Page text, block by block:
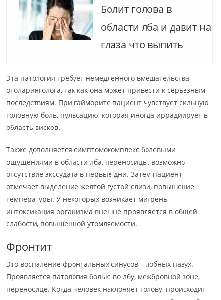
Болит голова в
области лба и давит на
глаза что выпить
Эта патология требует немедленного вмешательства
отоларинголога, так как она может привести к серьезным
последствиям. При гайморите пациент чувствует сильную
головную боль, пульсацию, которая иногда иррадиирует в
область висков.
Также дополняется симптомокомплекс болевыми
ощущениями в области лба, переносицы, возможно
отсутствие экссудата в первые дни. Затем пациент
отмечает выделение желтой густой слизи, повышение
температуры. У некоторых возникает мигрень,
интоксикация организма внешне проявляется в общей
слабости, повышенной утомляемости.
Фронтит
Это воспаление фронтальных синусов – лобных пазух.
Проявляется патология болью во лбу, межбровной зоне,
переносице. Когда человек наклоняет голову, происходит